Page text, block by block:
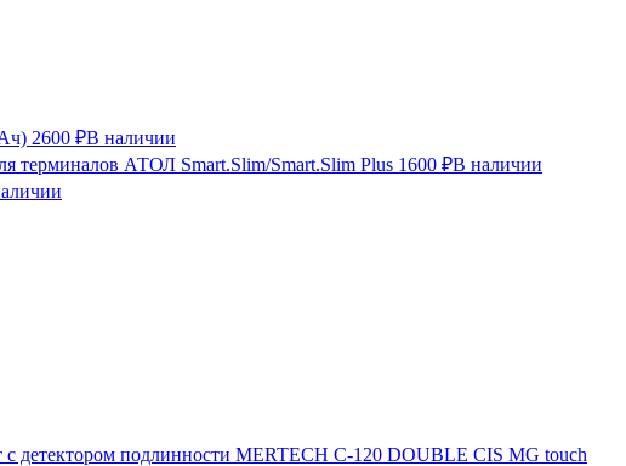
2600 ₽В наличии
терминалов АТОЛ Smart.Slim/Smart.Slim Plus 1600 ₽В наличии
с детектором подлинности MERTECH C-120 DOUBLE CIS MG touch